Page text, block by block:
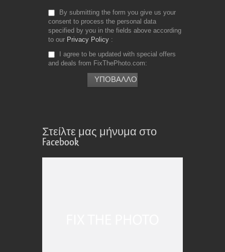
By submitting the form you give us your
consent to process the personal data
specified by you in the fields above according
to our Privacy Policy
I agree to be updated with special offers
and deals from FixThePhoto.com
Στείλτε μας μήνυμα στο
Facebook